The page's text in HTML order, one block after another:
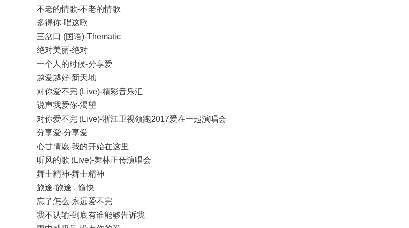
不老的情歌-不老的情歌
多得你-唱这歌
三岔口 (国语)-Thematic
绝对美丽-绝对
一个人的时候-分享爱
越爱越好-新天地
对你爱不完 (Live)-精彩音乐汇
说声我爱你-渴望
对你爱不完 (Live)-浙江卫视领跑2017爱在一起演唱会
分享爱-分享爱
心甘情愿-我的开始在这里
听风的歌 (Live)-舞林正传演唱会
舞士精神-舞士精神
旅途-旅途 . 愉快
忘了怎么-永远爱不完
我不认输-到底有谁能够告诉我